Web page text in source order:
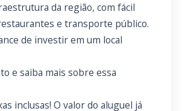
da região, com fácil
e transporte público.
de investir em um local
e saiba mais sobre essa
inclusas! O valor do aluguel já